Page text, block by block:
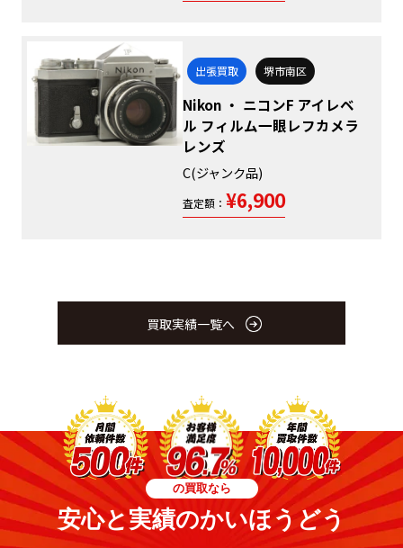
出張買取 堺市南区
Nikon ・ ニコンF アイレベ
ル フィルム一眼レフカメラ
レンズ
C(ジャンク品)
査定額： ¥6,900
買取実績一覧へ
の買取なら
安心と実績のかいほうどう